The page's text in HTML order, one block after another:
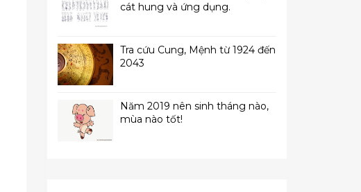
cát hung và ứng dụng.
Tra cứu Cung, Mệnh từ 1924 đến
2043
Năm 2019 nên sinh tháng nào,
mùa nào tốt!